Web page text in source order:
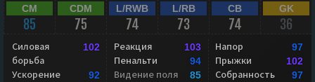
CM
85
CDM
75
L/RWB
74
L/RB
73
CB
74
GK
36
Силовая
борьба
102
Ускорение 92
Реакция 103
Пенальти 94
Видение поля 85
Напор 97
Прыжки 102
Собранность 97